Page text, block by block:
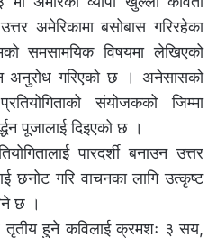
अमेरिकामा बसोबास गरिरहेका
समसामयिक विषयमा लेखिएको
अनुरोध गरिएको छ । अनेसासको
संयोजकको जिम्मा
पूजालाई दिइएको छ ।
पारदर्शी बनाउन उत्तर
छनोट गरि वाचनका लागि उत्कृष्ट
छ ।
र तृतीय हुने कविलाई क्रमशः ३ सय,